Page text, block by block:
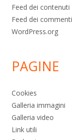
Feed dei contenuti
Feed dei commenti
WordPress.org
PAGINE
Cookies
Galleria immagini
Galleria video
Link utili